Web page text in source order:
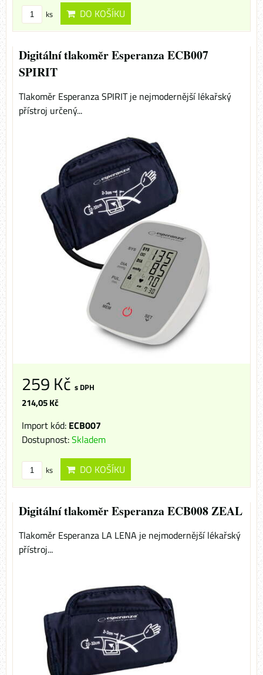
ks DO KOŠÍKU
Digitální tlakoměr Esperanza ECB007
SPIRIT
Tlakoměr Esperanza SPIRIT je nejmodernější lékařský
přístroj určený...
259 Kč s DPH
214,05 Kč
Import kód: ECB007
Dostupnost:Skladem
ks DO KOŠÍKU
Digitální tlakoměr Esperanza ECB008 ZEAL
Tlakoměr Esperanza LA LENA je nejmodernější lékařský
přístroj...